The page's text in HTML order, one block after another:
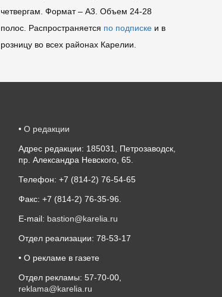
четвергам. Формат – A3. Объем 24-28
полос. Распространяется по подписке и в
розницу во всех районах Карелии.
• О редакции
Адрес редакции: 185031, Петрозаводск,
пр. Александра Невского, 65.
Телефон: +7 (814-2) 76-54-65
Факс: +7 (814-2) 76-35-96.
E-mail: bastion@karelia.ru
Отдел реализации: 78-53-17
• О рекламе в газете
Отдел рекламы: 57-70-00,
reklama@karelia.ru